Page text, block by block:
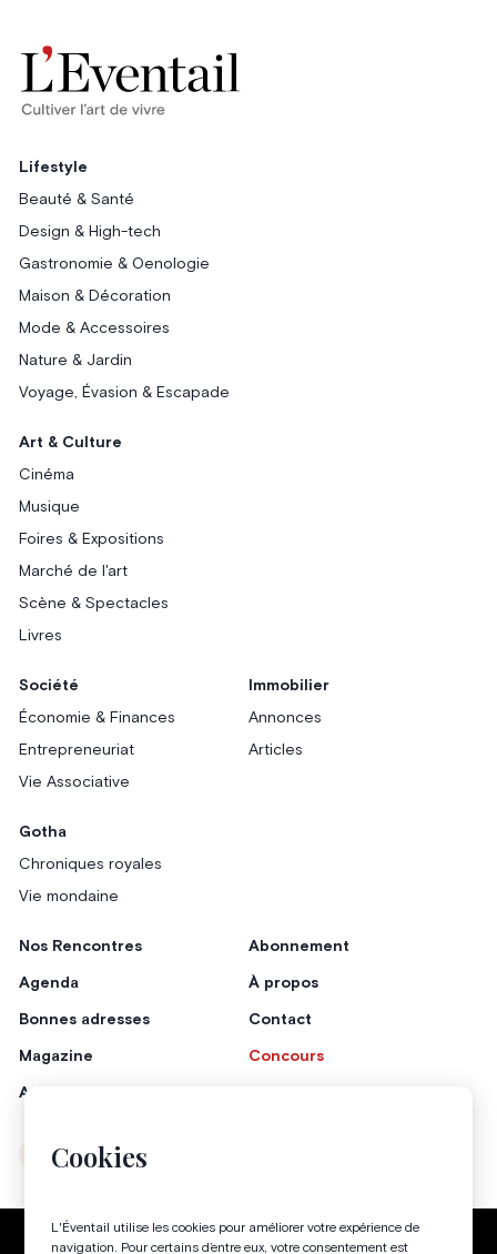
Cookies
L'Éventail utilise les cookies pour améliorer votre expérience de
navigation. Pour certains d’entre eux, votre consentement est
Lifestyle
Beauté & Santé
Design & High-tech
Gastronomie & Oenologie
Maison & Décoration
Mode & Accessoires
Nature & Jardin
Voyage, Évasion & Escapade
Art & Culture
Cinéma
Musique
Foires & Expositions
Marché de l'art
Scène & Spectacles
Livres
Société
Économie & Finances
Entrepreneuriat
Vie Associative
Immobilier
Annonces
Articles
Gotha
Chroniques royales
Vie mondaine
Nos Rencontres
Agenda
Bonnes adresses
Magazine
Annonceurs
Abonnement
À propos
Contact
Concours
Instagram
Politique de confidentialité Conditions générales